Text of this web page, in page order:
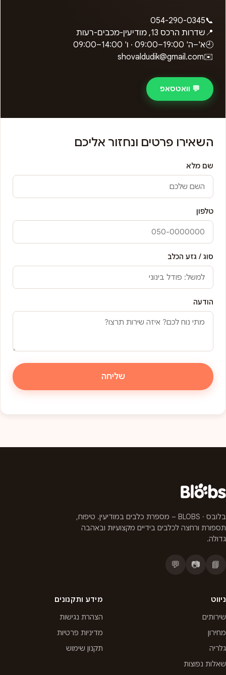
📞
054-290-0345
📍 שדרות הרכס 13, מודיעין-מכבים-רעות
🕘א'–ה' 09:00–19:00 · ו' 09:00–14:00
✉️
shovaldudik@gmail.com
💬 וואטסאפ
השאירו פרטים ונחזור אליכם
שם מלא
טלפון
סוג / גזע הכלב
הודעה
שליחה
בלובס · BLOBS – מספרת כלבים במודיעין. טיפוח,
תספורת ורחצה לכלבים בידיים מקצועיות ובאהבה
גדולה.
📘
📷
💬
ניווט
שירותים
מחירון
גלריה
שאלות נפוצות
מידע ותקנונים
הצהרת נגישות
מדיניות פרטיות
תקנון שימוש